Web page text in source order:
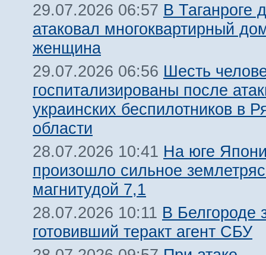
29.07.2026 06:57 В Таганроге
атаковал многоквартирный
женщина
29.07.2026 06:56 Шесть
госпитализированы после
украинских беспилотников в
области
28.07.2026 10:41 На юге
произошло сильное
магнитудой 7,1
28.07.2026 10:11 В Белгороде
готовивший теракт агент СБУ